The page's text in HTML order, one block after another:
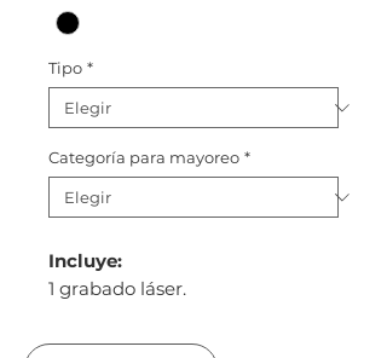
Tipo *
Categoría para mayoreo *
Incluye:
1 grabado láser.